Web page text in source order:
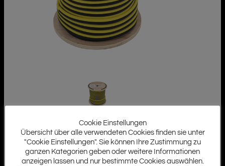
Cookie Einstellungen
Übersicht über alle verwendeten Cookies finden sie unter
"Cookie Einstellungen". Sie können Ihre Zustimmung zu
ganzen Kategorien geben oder weitere Informationen
anzeigen lassen und nur bestimmte Cookies auswählen.